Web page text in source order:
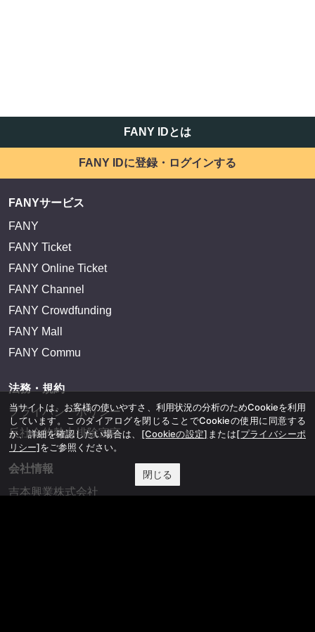
FANY IDとは
FANY IDに登録・ログインする
FANYサービス
FANY
FANY Ticket
FANY Online Ticket
FANY Channel
FANY Crowdfunding
FANY Mall
FANY Commu
法務・規約
プライバシーポリシー
反社会的勢力排除宣言
会社情報
吉本興業株式会社
当サイトは、お客様の使いやすさ、利用状況の分析のためCookieを利用
しています。このダイアログを閉じることでCookieの使用に同意する
か、詳細を確認したい場合は、 [Cookieの設定] または[プライバシーポ
リシー]をご参照ください。
閉じる